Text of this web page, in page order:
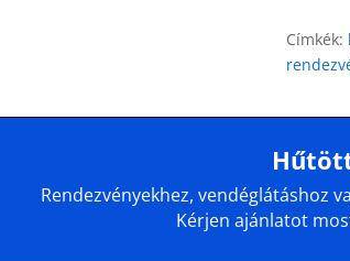
Címkék:
Rendezvényekhez, vendéglátáshoz
Kérjen ajánlatot